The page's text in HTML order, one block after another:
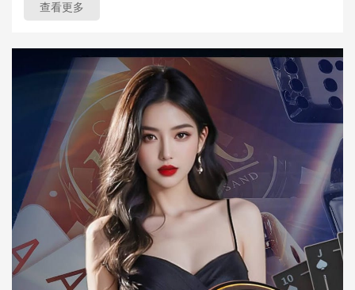
查看更多